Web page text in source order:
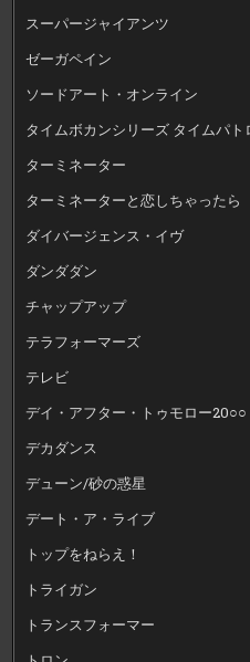
スーパージャイアンツ
ゼーガペイン
ソードアート・オンライン
タイムボカンシリーズ タイムパ
ターミネーター
ターミネーターと恋しちゃったら
ダイバージェンス・イヴ
ダンダダン
チャップアップ
テラフォーマーズ
テレビ
デイ・アフター・トゥモロー20○○
デカダンス
デューン/砂の惑星
デート・ア・ライブ
トップをねらえ！
トライガン
トランスフォーマー